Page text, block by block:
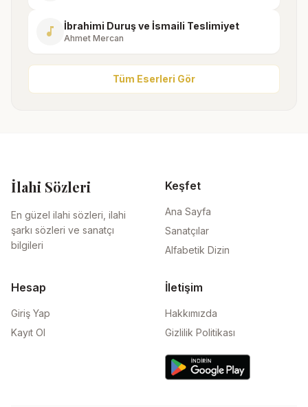
music_note İbrahimi Duruş ve İsmaili Teslimiyet
Ahmet Mercan
Tüm Eserleri Gör
İlahi Sözleri
En güzel ilahi sözleri, ilahi
şarkı sözleri ve sanatçı
bilgileri
Keşfet
Ana Sayfa
Sanatçılar
Alfabetik Dizin
Hesap
Giriş Yap
Kayıt Ol
İletişim
Hakkımızda
Gizlilik Politikası